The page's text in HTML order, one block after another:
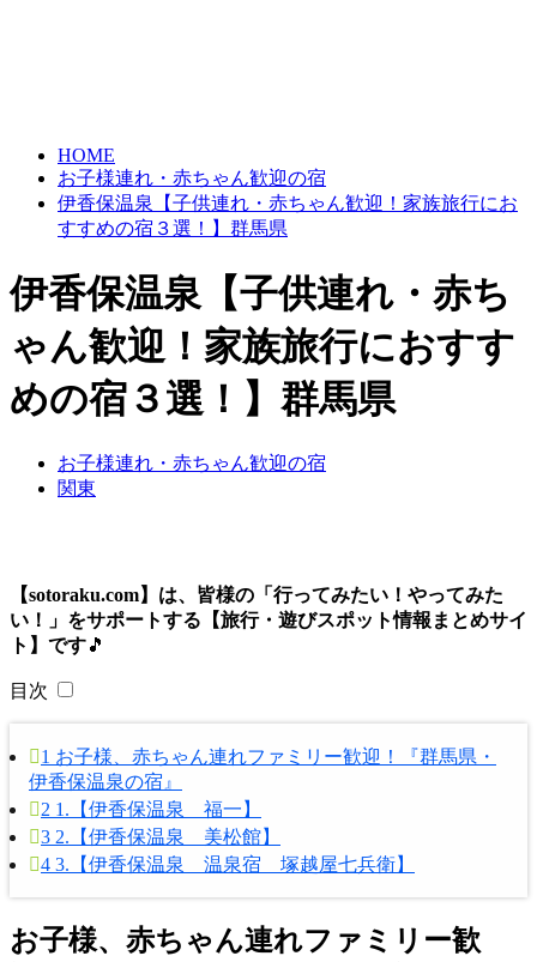
HOME
お子様連れ・赤ちゃん歓迎の宿
伊香保温泉【子供連れ・赤ちゃん歓迎！家族旅行にお
すすめの宿３選！】群馬県
伊香保温泉【子供連れ・赤ち
ゃん歓迎！家族旅行におすす
めの宿３選！】群馬県
お子様連れ・赤ちゃん歓迎の宿
関東
【sotoraku.com】は、皆様の「行ってみたい！やってみた
い！」をサポートする【旅行・遊びスポット情報まとめサイ
ト】です🎵
目次
1 お子様、赤ちゃん連れファミリー歓迎！『群馬県・
伊香保温泉の宿』
2 1.【伊香保温泉 福一】
3 2.【伊香保温泉 美松館】
4 3.【伊香保温泉 温泉宿 塚越屋七兵衛】
お子様、赤ちゃん連れファミリー歓